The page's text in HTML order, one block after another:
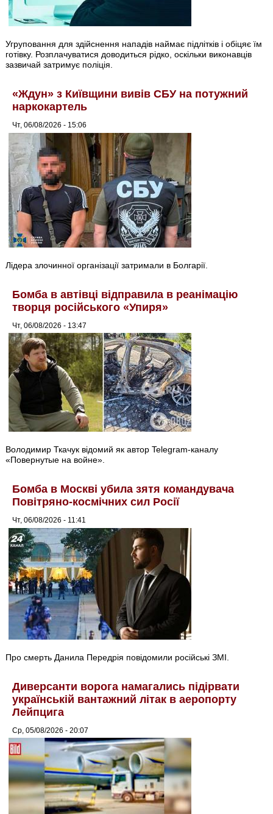
Угруповання для здійснення нападів наймає підлітків і обіцяє їм
готівку. Розплачуватися доводиться рідко, оскільки виконавців
зазвичай затримує поліція.
«Ждун» з Київщини вивів СБУ на потужний
наркокартель
Чт, 06/08/2026 - 15:06
Лідера злочинної організації затримали в Болгарії.
Бомба в автівці відправила в реанімацію
творця російського «Упиря»
Чт, 06/08/2026 - 13:47
Володимир Ткачук відомий як автор Telegram-каналу
«Повернутые на войне».
Бомба в Москві убила зятя командувача
Повітряно-космічних сил Росії
Чт, 06/08/2026 - 11:41
Про смерть Данила Передрія повідомили російські ЗМІ.
Диверсанти ворога намагались підірвати
українській вантажний літак в аеропорту
Лейпцига
Ср, 05/08/2026 - 20:07